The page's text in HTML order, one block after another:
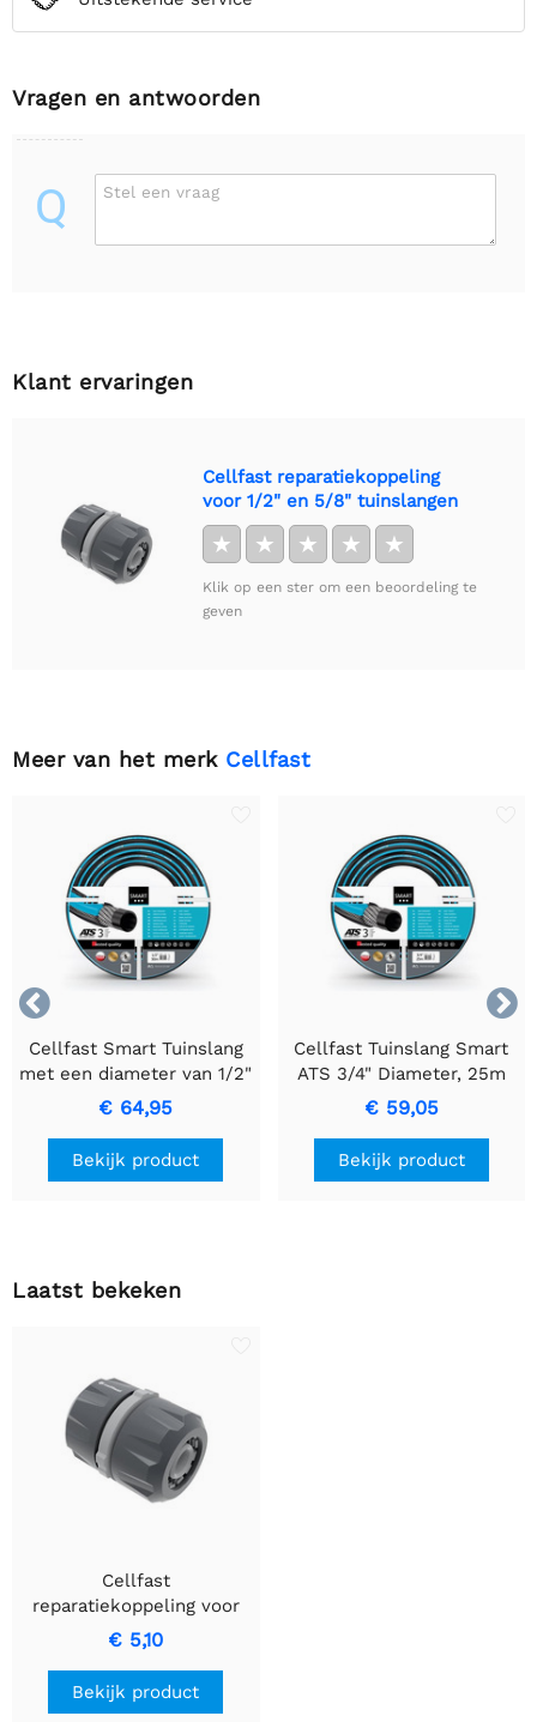
Vragen en antwoorden
Q Stel een vraag
Klant ervaringen
Cellfast reparatiekoppeling
voor 1/2" en 5/8" tuinslangen
★ ★ ★ ★ ★
Klik op een ster om een beoordeling te
geven
Meer van het merk Cellfast


Cellfast Smart Tuinslang
met een diameter van 1/2"
en een lengte van 50m.
€ 64,95
Bekijk product
Cellfast Tuinslang Smart
ATS 3/4" Diameter, 25m
slang
€ 59,05
Bekijk product
Laatst bekeken
Cellfast
reparatiekoppeling voor
1/2" en 5/8" tuinslangen
€ 5,10
Bekijk product